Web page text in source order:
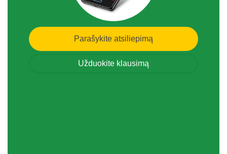
Parašykite atsiliepimą
Užduokite klausimą